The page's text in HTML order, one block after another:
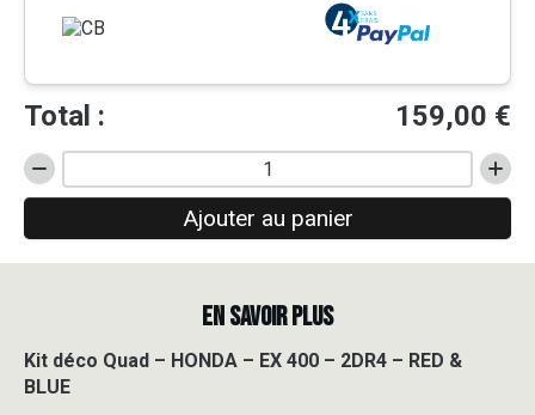
Total : 159,00 €
quantité
de
déco
Quad
EX
400
Ajouter au panier
EN SAVOIR PLUS
Kit déco Quad – HONDA – EX 400 – 2DR4 – RED &
BLUE